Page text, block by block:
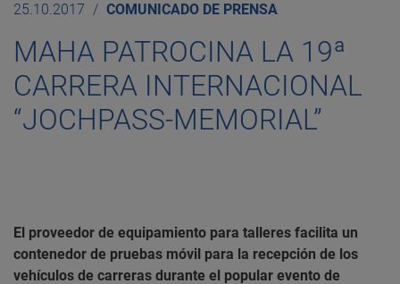
25.10.2017 COMUNICADO DE PRENSA
MAHA PATROCINA LA 19ª
CARRERA INTERNACIONAL
“JOCHPASS-MEMORIAL”
El proveedor de equipamiento para talleres facilita un
contenedor de pruebas móvil para la recepción de los
vehículos de carreras durante el popular evento de